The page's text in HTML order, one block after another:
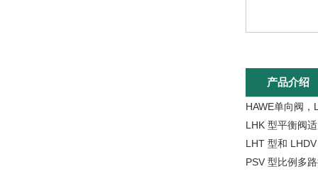
产品介绍
HAWE单向阀
LHK 型平衡阀
LHT 型和
PSV 型比例多